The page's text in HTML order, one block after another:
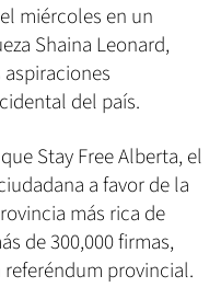
miércoles en un
Shaina Leonard,
del país.
Stay Free Alberta, el
a favor de la
más rica de
de 300,000 firmas,
provincial.